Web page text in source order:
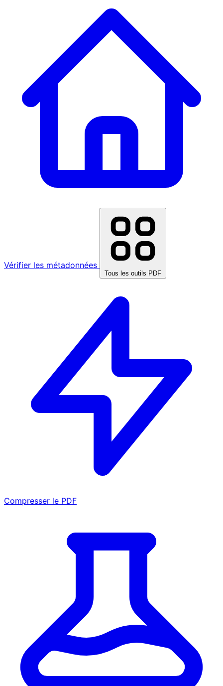
Vérifier les métadonnées
Tous les outils PDF
Compresser le PDF